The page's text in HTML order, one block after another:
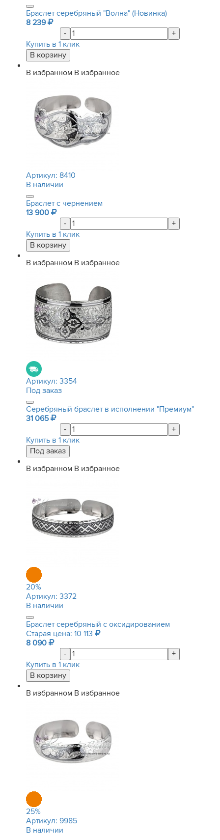
Браслет серебряный "Волна" (Новинка)
8 239
-
+
Купить в 1 клик
В избранном В избранное
Артикул: 8410
В наличии
Браслет с чернением
13 900
-
+
Купить в 1 клик
В избранном В избранное
Артикул: 3354
Под заказ
Серебряный браслет в исполнении "Премиум"
31 065
-
+
Купить в 1 клик
В избранном В избранное
20%
Артикул: 3372
В наличии
Браслет серебряный с оксидированием
Старая цена: 10 113
8 090
-
+
Купить в 1 клик
В избранном В избранное
25%
Артикул: 9985
В наличии